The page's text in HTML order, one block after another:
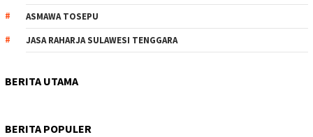
ASMAWA TOSEPU
JASA RAHARJA SULAWESI TENGGARA
BERITA UTAMA
BERITA POPULER